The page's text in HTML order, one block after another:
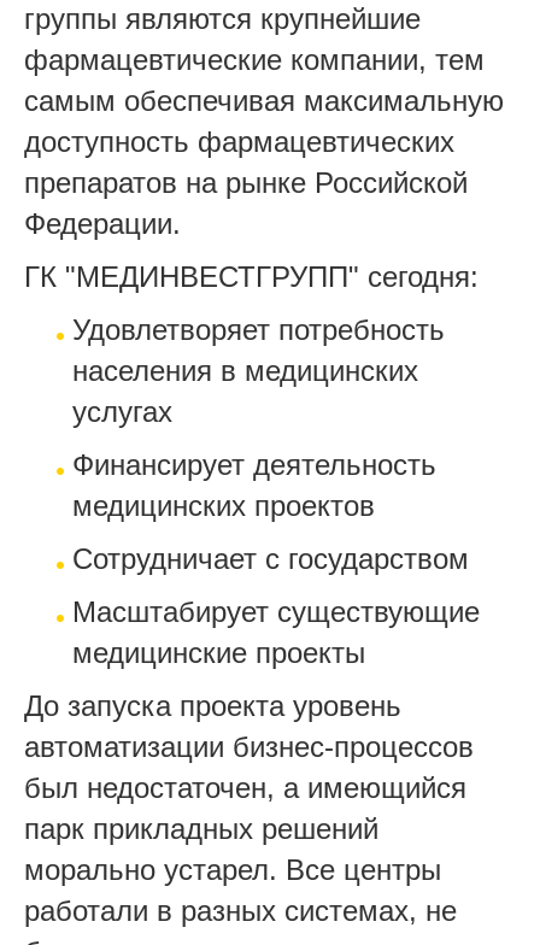
группы являются крупнейшие
фармацевтические компании, тем
самым обеспечивая максимальную
доступность фармацевтических
препаратов на рынке Российской
Федерации.
ГК "МЕДИНВЕСТГРУПП" сегодня:
Удовлетворяет потребность
населения в медицинских
услугах
Финансирует деятельность
медицинских проектов
Сотрудничает с государством
Масштабирует существующие
медицинские проекты
До запуска проекта уровень
автоматизации бизнес-процессов
был недостаточен, а имеющийся
парк прикладных решений
морально устарел. Все центры
работали в разных системах, не